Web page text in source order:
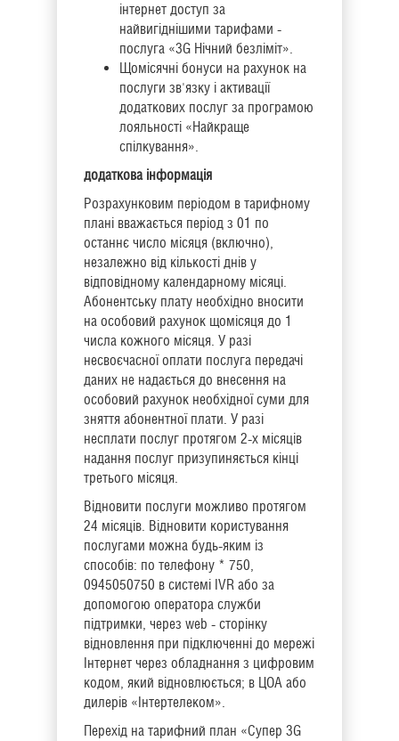
інтернет доступ за
найвигіднішими тарифами -
послуга «3G Нічний безліміт».
Щомісячні бонуси на рахунок на
послуги зв'язку і активації
додаткових послуг за програмою
лояльності «Найкраще
спілкування».
додаткова інформація
Розрахунковим періодом в тарифному
плані вважається період з 01 по
останнє число місяця (включно),
незалежно від кількості днів у
відповідному календарному місяці.
Абонентську плату необхідно вносити
на особовий рахунок щомісяця до 1
числа кожного місяця. У разі
несвоєчасної оплати послуга передачі
даних не надається до внесення на
особовий рахунок необхідної суми для
зняття абонентної плати. У разі
несплати послуг протягом 2-х місяців
надання послуг призупиняється кінці
третього місяця.
Відновити послуги можливо протягом
24 місяців. Відновити користування
послугами можна будь-яким із
способів: по телефону * 750,
0945050750 в системі IVR або за
допомогою оператора служби
підтримки, через web - сторінку
відновлення при підключенні до мережі
Інтернет через обладнання з цифровим
кодом, який відновлюється; в ЦОА або
дилерів «Інтертелеком».
Перехід на тарифний план «Супер 3G